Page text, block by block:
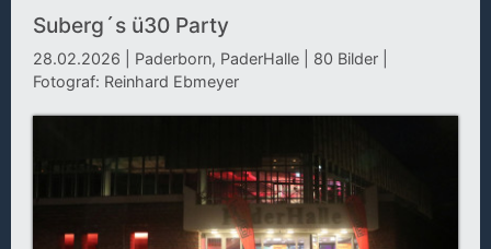
Suberg´s ü30 Party
28.02.2026 | Paderborn, PaderHalle | 80 Bilder |
Fotograf: Reinhard Ebmeyer